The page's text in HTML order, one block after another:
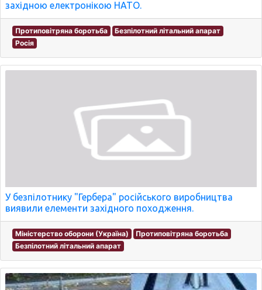
західною електронікою НАТО.
Протиповітряна боротьба
Безпілотний літальний апарат
Росія
У безпілотнику "Гербера" російського виробництва
виявили елементи західного походження.
Міністерство оборони (Україна)
Протиповітряна боротьба
Безпілотний літальний апарат